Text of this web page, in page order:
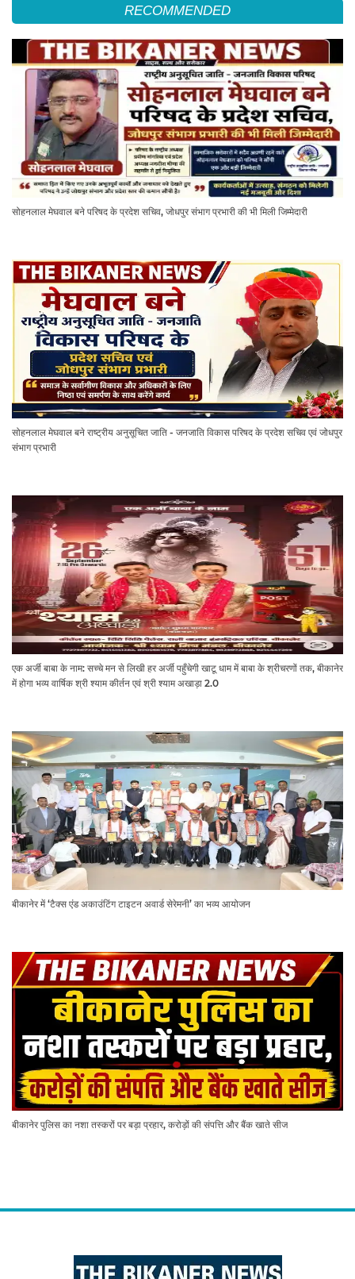
RECOMMENDED
सोहनलाल मेघवाल बने परिषद के प्रदेश सचिव, जोधपुर संभाग प्रभारी की भी मिली जिम्मेदारी
सोहनलाल मेघवाल बने राष्ट्रीय अनुसूचित जाति - जनजाति विकास परिषद के प्रदेश सचिव एवं जोधपुर
संभाग प्रभारी
एक अर्जी बाबा के नाम: सच्चे मन से लिखी हर अर्जी पहुँचेगी खाटू धाम में बाबा के श्रीचरणों तक, बीकानेर
में होगा भव्य वार्षिक श्री श्याम कीर्तन एवं श्री श्याम अखाड़ा 2.0
बीकानेर में ‘टैक्स एंड अकाउंटिंग टाइटन अवार्ड सेरेमनी’ का भव्य आयोजन
बीकानेर पुलिस का नशा तस्करों पर बड़ा प्रहार, करोड़ों की संपत्ति और बैंक खाते सीज